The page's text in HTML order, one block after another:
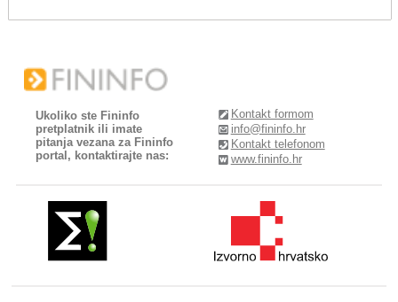
Ukoliko ste Fininfo
pretplatnik ili imate
pitanja vezana za Fininfo
portal, kontaktirajte nas:
Kontakt formom
info@fininfo.hr
Kontakt telefonom
www.fininfo.hr